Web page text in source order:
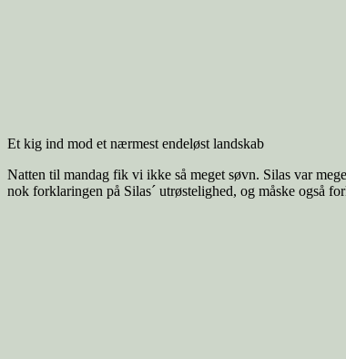
Et kig ind mod et nærmest endeløst landskab
Natten til mandag fik vi ikke så meget søvn. Silas var
nok forklaringen på Silas´ utrøstelighed, og måske også